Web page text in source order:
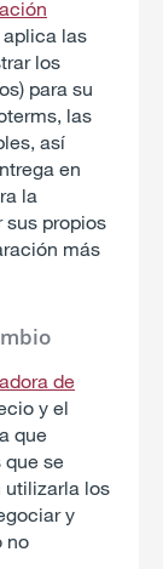
las
los
para su
las
así
en
la
sus propios
más
de
y el
que
que se
utilizarla los
y
no